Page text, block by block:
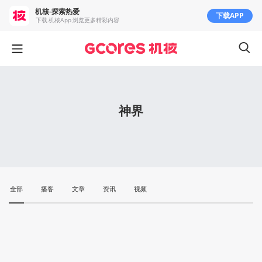
神界
全部 播客 文章 资讯 视频
机核-探索热爱
下载 机核App 浏览更多精彩内容 下载APP